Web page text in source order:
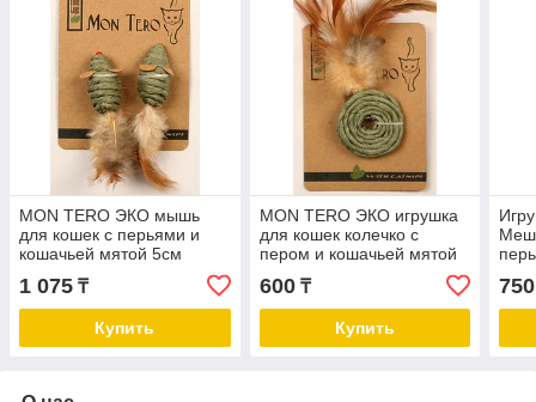
MON TERO ЭКО мышь
для кошек с перьями и
кошачьей мятой 5см
1 075 ₸
Купить
MON TERO ЭКО игрушка
для кошек колечко с
пером и кошачьей мятой
600₸
Купить
750